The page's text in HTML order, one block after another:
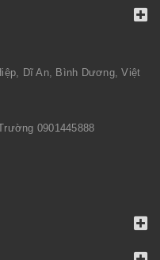
Dĩ An, Bình Dương, Việt
0901445888